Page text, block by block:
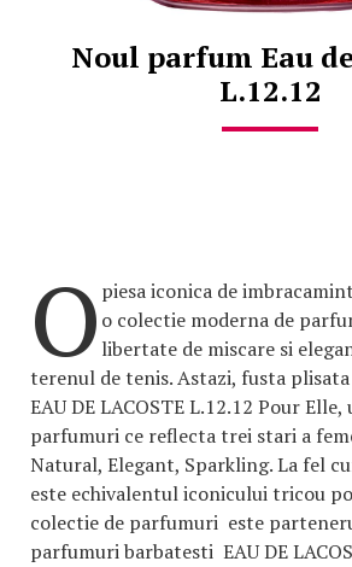
Noul parfum Eau
L.12.12
O piesa iconica de
o colectie moderna de
libertate de miscare si
terenul de tenis. Astazi, fusta
EAU DE LACOSTE L.12.12 Pour
parfumuri ce reflecta trei stari a
Natural, Elegant, Sparkling. La fel
este echivalentul iconicului tricou
colectie de parfumuri este
parfumuri barbatesti EAU DE